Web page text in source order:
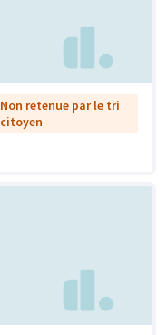
Non retenue par le tri
citoyen